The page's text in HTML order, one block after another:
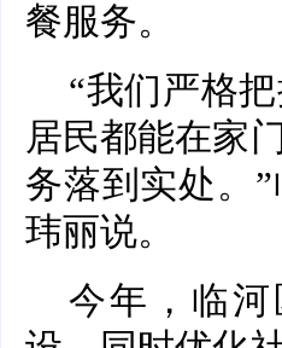
餐服务。
“我们严格
居民都能在家
务落到实处。
玮丽说。
今年，临